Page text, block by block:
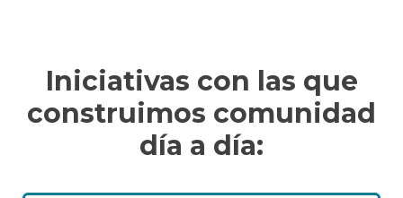
Iniciativas con las que
construimos comunidad
día a día: